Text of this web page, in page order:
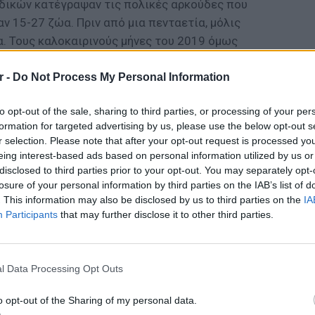
- Do Not Process My Personal Information
opt-out of the sale, sharing to third parties, or processing of your
for targeted advertising by us, please use the below opt-out
selection. Please note that after your opt-out request is processed
interest-based ads based on personal information utilized by us
to third parties prior to your opt-out. You may separately
of your personal information by third parties on the IAB’s list of
This information may also be disclosed by us to third parties on the
Participants that may further disclose it to other third parties.
Data Processing Opt Outs
opt-out of the Sharing of my personal data.
Η
της
κατέγραψαν τις πολικές αρκούδες που
15-27 ζώα. Πριν από μια πενταετία, μόλις
Τους καλοκαιρινούς μήνες του 2019 όμως
οι αρκούδες έφτασαν πολύ κοντά σε
από αυτές δεν ήταν επιθετικές και
οικισμού.
ΔΙΑΦΗΜΙΣΗ